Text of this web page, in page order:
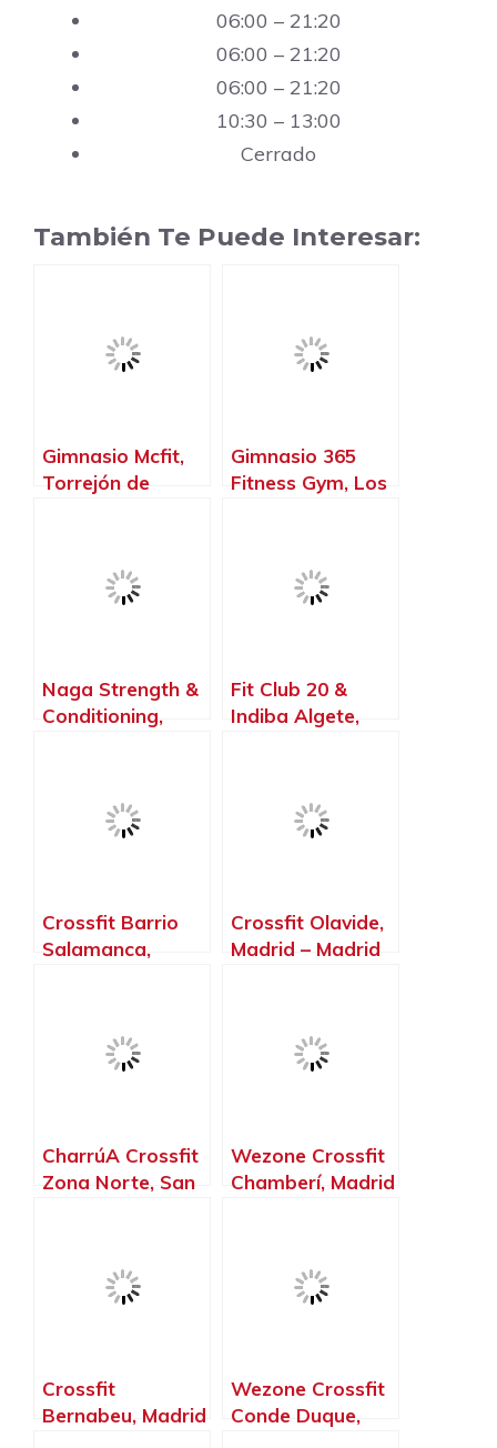
06:00 – 21:20
06:00 – 21:20
06:00 – 21:20
10:30 – 13:00
Cerrado
También Te Puede Interesar:
Gimnasio Mcfit,
Torrejón de
Gimnasio 365
Fitness Gym, Los
Naga Strength &
Conditioning,
Fit Club 20 &
Indiba Algete,
Crossfit Barrio
Salamanca,
Crossfit Olavide,
Madrid – Madrid
CharrúA Crossfit
Zona Norte, San
Wezone Crossfit
Chamberí, Madrid
Crossfit
Bernabeu, Madrid
Wezone Crossfit
Conde Duque,